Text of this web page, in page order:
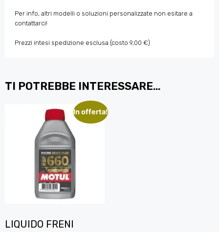
Per info, altri modelli o soluzioni personalizzate non esitare a
contattarci!
Prezzi intesi spedizione esclusa (costo 9,00 €)
TI POTREBBE INTERESSARE…
In offerta!
LIQUIDO FRENI